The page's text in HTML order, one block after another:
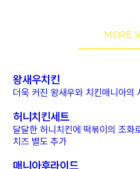
MORE
왕새우치킨
더욱 커진 왕새우와 치킨매니아의
허니치킨세트
달달한 허니치킨에 떡볶이의 조
치즈 별도 추가
매니아후라이드